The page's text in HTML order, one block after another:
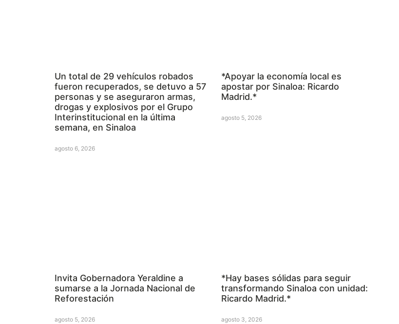
Un total de 29 vehículos robados
fueron recuperados, se detuvo a 57
personas y se aseguraron armas,
drogas y explosivos por el Grupo
Interinstitucional en la última
semana, en Sinaloa
agosto 6, 2026
*Apoyar la economía local es
apostar por Sinaloa: Ricardo
Madrid.*
agosto 5, 2026
Invita Gobernadora Yeraldine a
sumarse a la Jornada Nacional de
Reforestación
agosto 5, 2026
*Hay bases sólidas para seguir
transformando Sinaloa con unidad:
Ricardo Madrid.*
agosto 3, 2026